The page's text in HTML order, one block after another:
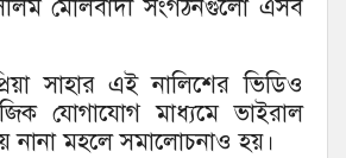
মৌলবাদী সংগঠনগুলো এসব
সাহার এই নালিশের ভিডিও
যোগাযোগ মাধ্যমে ভাইরাল
নানা মহলে সমালোচনাও হয়।